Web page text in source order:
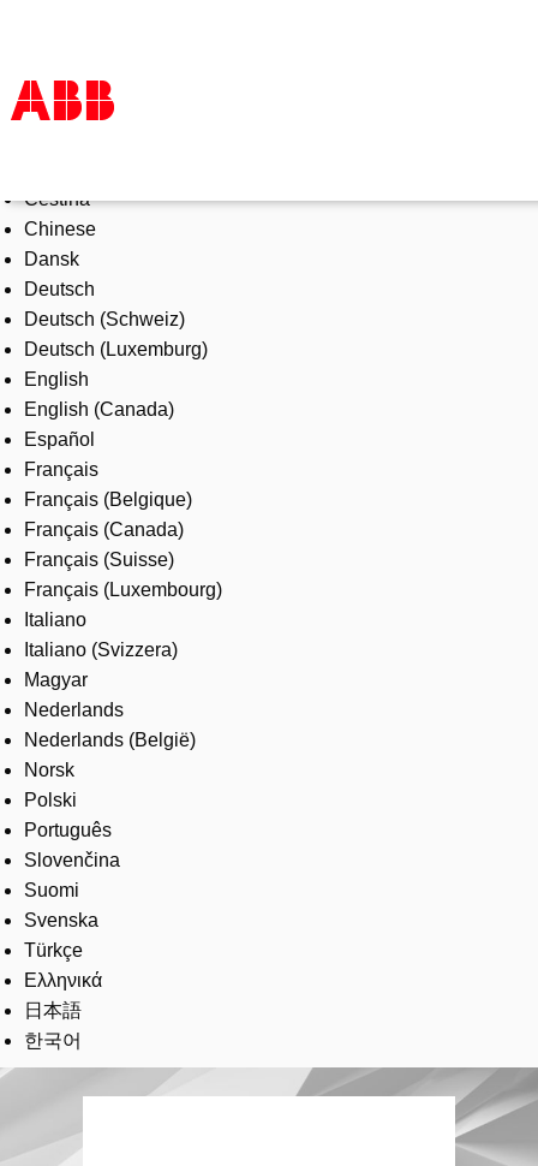
Products & Solutions
Industries
Services
About us
Where to buy
Contact us
Careers
Čeština
Chinese
Dansk
Deutsch
Deutsch (Schweiz)
Deutsch (Luxemburg)
English
English (Canada)
Español
Français
Français (Belgique)
Français (Canada)
Français (Suisse)
Français (Luxembourg)
Italiano
Italiano (Svizzera)
Magyar
Nederlands
Nederlands (België)
Norsk
Polski
Português
Slovenčina
Suomi
Svenska
Türkçe
Ελληνικά
日本語
한국어